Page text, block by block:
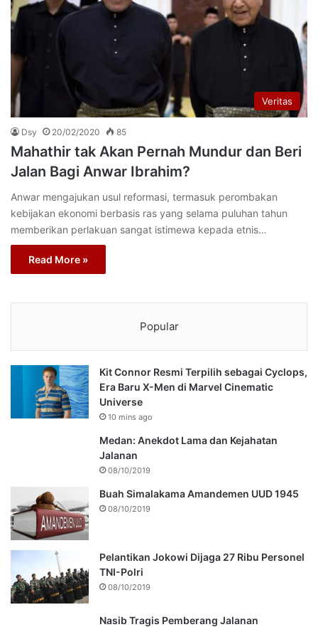
Veritas
Dsy 20/02/2020 85
Mahathir tak Akan Pernah Mundur dan Beri
Jalan Bagi Anwar Ibrahim?
Anwar mengajukan usul reformasi, termasuk perombakan
kebijakan ekonomi berbasis ras yang selama puluhan tahun
memberikan perlakuan sangat istimewa kepada etnis…
Read More »
Popular
Kit Connor Resmi Terpilih sebagai Cyclops,
Era Baru X-Men di Marvel Cinematic
Universe
10 mins ago
Medan: Anekdot Lama dan Kejahatan
Jalanan
08/10/2019
Buah Simalakama Amandemen UUD 1945
08/10/2019
Pelantikan Jokowi Dijaga 27 Ribu Personel
TNI-Polri
08/10/2019
Nasib Tragis Pemberang Jalanan